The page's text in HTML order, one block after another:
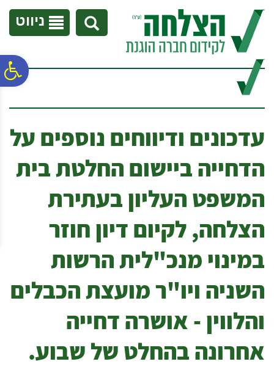
נגישות
אתר
המרכזי
ניווט
עדכונים ודיווחים נוספים על
הדחייה ביישום החלטת בית
המשפט העליון בעתירת
הצלחה, לקיום דיון חוזר
במינוי מנכ"לית הרשות
השניה ויו"ר מועצת הכבלים
והלווין - אושרה דחייה
אחרונה בהחלט של שבוע.